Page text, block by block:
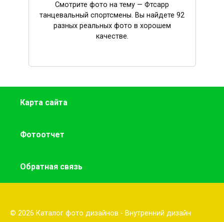
Смотрите фото на тему — Фтсарр
танцевальный спортсмены. Вы найдете 92
разных реальных фото в хорошем
качестве.
Карта сайта
Фотоотчет
Обратная связь
© 2026 Каталог фото дизайнов - Внутренний дизайн